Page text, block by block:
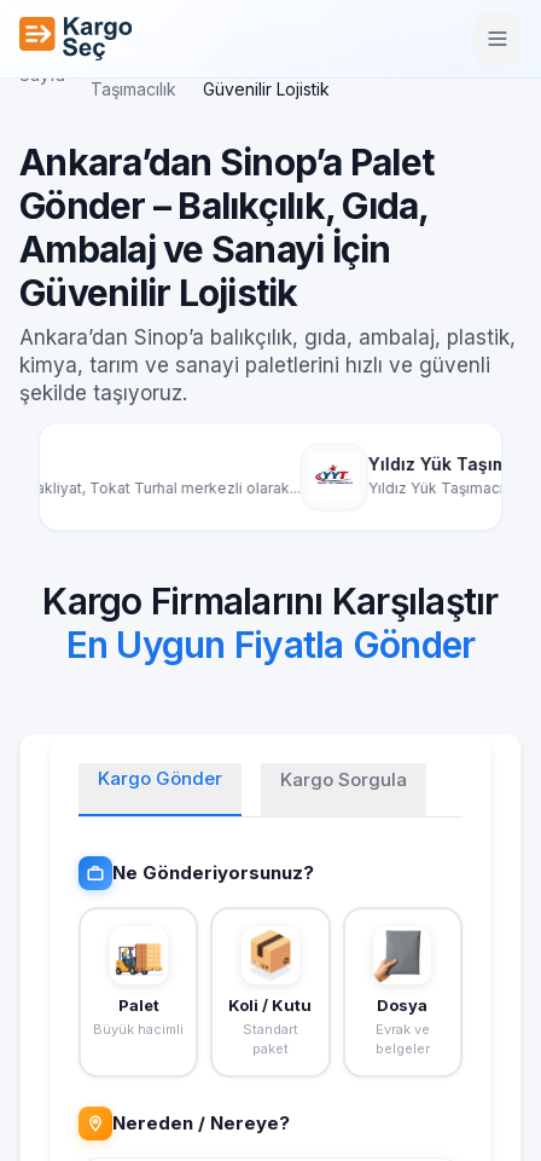
İçeriğe geç
Ana
Sayfa
Şehirler
Arası
Taşımacılık
Güvenilir Lojistik
Ankara’dan Sinop’a Palet
Gönder – Balıkçılık, Gıda,
Ambalaj ve Sanayi İçin
Güvenilir Lojistik
Ankara’dan Sinop’a balıkçılık, gıda, ambalaj, plastik,
kimya, tarım ve sanayi paletlerini hızlı ve güvenli
şekilde taşıyoruz.
Yıldız Yük Taşımacılık, Türkiye genelinde par...
Kargo Firmalarını Karşılaştır
En Uygun Fiyatla Gönder
Kargo Gönder Kargo Sorgula
Ne Gönderiyorsunuz?
Palet
Büyük hacimli
Koli / Kutu
Standart
paket
Dosya
Evrak ve
belgeler
Nereden / Nereye?